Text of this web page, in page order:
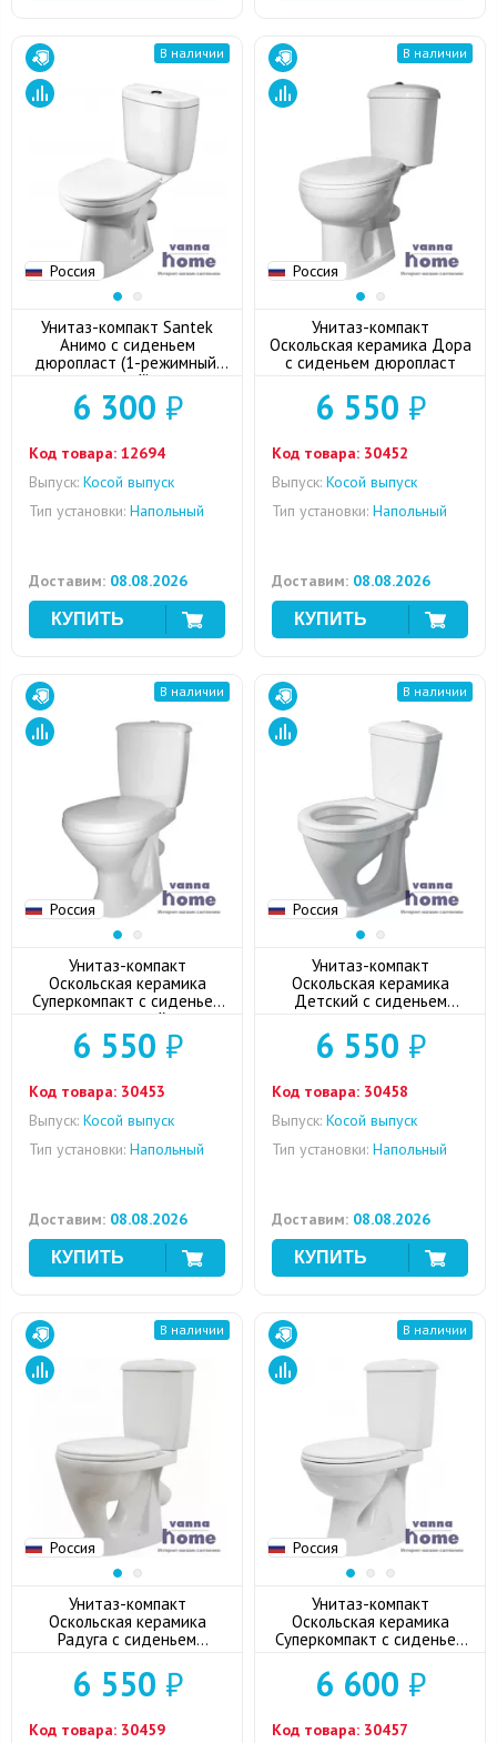
Россия
В наличии
Унитаз-компакт Santek
Анимо с сиденьем
дюропласт (1-режимный,
косой)
6 300 ₽
Код товара: 12694
Выпуск: Косой выпуск
Тип установки: Напольный
Доставим: 08.08.2026
Россия
В наличии
Унитаз-компакт
Оскольская керамика Дора
с сиденьем дюропласт
6 550 ₽
Код товара: 30452
Выпуск: Косой выпуск
Тип установки: Напольный
Доставим: 08.08.2026
Россия
В наличии
Унитаз-компакт
Оскольская керамика
Суперкомпакт с сиденьем
дюропласт, косой выпуск
6 550 ₽
Код товара: 30453
Выпуск: Косой выпуск
Тип установки: Напольный
Доставим: 08.08.2026
Россия
В наличии
Унитаз-компакт
Оскольская керамика
Детский с сиденьем
6 550 ₽
Код товара: 30458
Выпуск: Косой выпуск
Тип установки: Напольный
Доставим: 08.08.2026
Россия
В наличии
Унитаз-компакт
Оскольская керамика
Радуга с сиденьем
6 550 ₽
Код товара: 30459
Россия
В наличии
Унитаз-компакт
Оскольская керамика
Суперкомпакт с сиденьем
6 600 ₽
Код товара: 30457